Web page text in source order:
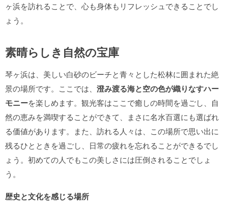
ヶ浜を訪れることで、心も身体もリフレッシュできることでし
ょう。
素晴らしき自然の宝庫
琴ヶ浜は、美しい白砂のビーチと青々とした松林に囲まれた絶
景の場所です。ここでは、 澄み渡る海と空の色が織りなすハー
モニーを楽しめます。観光客はここで癒しの時間を過ごし、自
然の恵みを満喫することができて、まさに名水百選にも選ばれ
る価値があります。また、訪れる人々は、この場所で思い出に
残るひとときを過ごし、日常の疲れを忘れることができるでし
ょう。初めての人でもこの美しさには圧倒されることでしょ
う。
歴史と文化を感じる場所